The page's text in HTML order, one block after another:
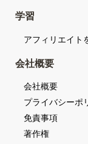
学習
アフィリエイト
会社概要
会社概要
プライバシーポ
免責事項
著作権